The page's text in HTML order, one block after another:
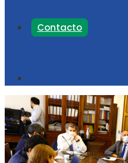
Contacto